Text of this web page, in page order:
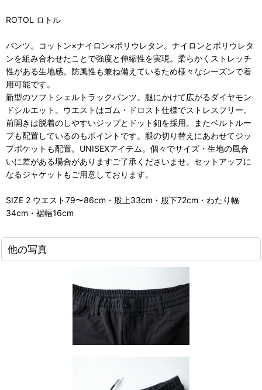
ROTOL ロトル
パンツ。コットン×ナイロン×ポリウレタン。ナイロンとポリウレタ
ンを組み合わせたことで強度と伸縮性を実現。柔らかくストレッチ
性がある生地感。防風性も兼ね備えているため様々なシーズンで着
用可能です。
新型のソフトシェルトラックパンツ。腿にかけて広がるダイヤモン
ドシルエット。ウエストはゴム・ドロスト仕様でストレスフリー。
前開きは脱着のしやすいジップとドット釦を採用。またベルトルー
プも配置しているのもポイントです。腿の切り替えにあわせてジッ
プポケットも配置。UNISEXアイテム。個々でサイズ・生地の風合
いに差がある場合がありますご了承くださいませ。セットアップに
なるジャケットもご用意しております。
SIZE 2 ウエスト79〜86cm・股上33cm・股下72cm・わたり幅
34cm・裾幅16cm
他の写真